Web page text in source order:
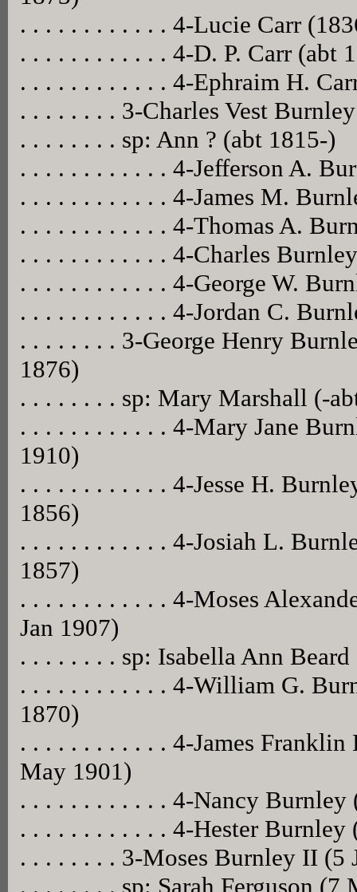
. . . . . . . . . . . . 4-Lucie Carr
. . . . . . . . . . . . 4-D. P. Carr (abt
. . . . . . . . . . . . 4-Ephraim H.
. . . . . . . . 3-Charles Vest
. . . . . . . . sp: Ann ? (abt 1815-)
. . . . . . . . . . . . 4-Jefferson A.
. . . . . . . . . . . . 4-James M.
. . . . . . . . . . . . 4-Thomas A.
. . . . . . . . . . . . 4-Charles
. . . . . . . . . . . . 4-George W.
. . . . . . . . . . . . 4-Jordan C.
. . . . . . . . 3-George Henry
1876)
. . . . . . . . sp: Mary Marshall (-
. . . . . . . . . . . . 4-Mary Jane
1910)
. . . . . . . . . . . . 4-Jesse H.
1856)
. . . . . . . . . . . . 4-Josiah L.
1857)
. . . . . . . . . . . . 4-Moses
Jan 1907)
. . . . . . . . sp: Isabella Ann
. . . . . . . . . . . . 4-William G.
1870)
. . . . . . . . . . . . 4-James
May 1901)
. . . . . . . . . . . . 4-Nancy Burnley
. . . . . . . . . . . . 4-Hester
. . . . . . . . 3-Moses Burnley II (5
. . . . . . . . sp: Sarah Ferguson